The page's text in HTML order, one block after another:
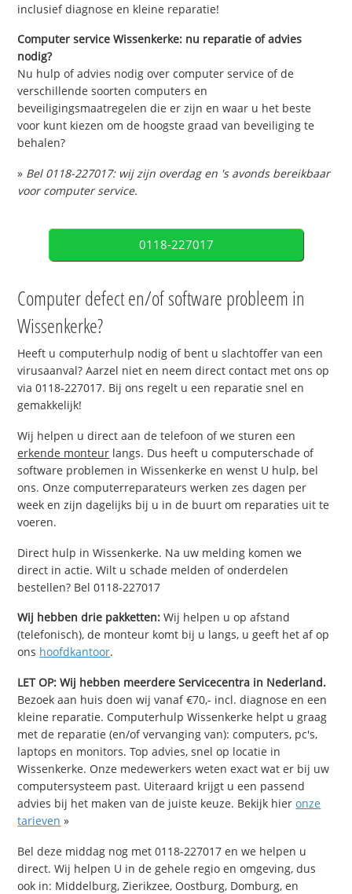
inclusief diagnose en kleine reparatie!
Computer service Wissenkerke: nu reparatie of advies
nodig?
Nu hulp of advies nodig over computer service of de
verschillende soorten computers en
beveiligingsmaatregelen die er zijn en waar u het beste
voor kunt kiezen om de hoogste graad van beveiliging te
behalen?
» Bel 0118-227017: wij zijn overdag en 's avonds bereikbaar
voor computer service.
0118-227017
Computer defect en/of software probleem in
Wissenkerke?
Heeft u computerhulp nodig of bent u slachtoffer van een
virusaanval? Aarzel niet en neem direct contact met ons op
via 0118-227017. Bij ons regelt u een reparatie snel en
gemakkelijk!
Wij helpen u direct aan de telefoon of we sturen een
erkende monteur langs. Dus heeft u computerschade of
software problemen in Wissenkerke en wenst U hulp, bel
ons. Onze computerreparateurs werken zes dagen per
week en zijn dagelijks bij u in de buurt om reparaties uit te
voeren.
Direct hulp in Wissenkerke. Na uw melding komen we
direct in actie. Wilt u schade melden of onderdelen
bestellen? Bel 0118-227017
Wij hebben drie pakketten: Wij helpen u op afstand
(telefonisch), de monteur komt bij u langs, u geeft het af op
ons hoofdkantoor.
LET OP: Wij hebben meerdere Servicecentra in Nederland.
Bezoek aan huis doen wij vanaf €70,- incl. diagnose en een
kleine reparatie. Computerhulp Wissenkerke helpt u graag
met de reparatie (en/of vervanging van): computers, pc's,
laptops en monitors. Top advies, snel op locatie in
Wissenkerke. Onze medewerkers weten exact wat er bij uw
computersysteem past. Uiteraard krijgt u een passend
advies bij het maken van de juiste keuze. Bekijk hieronze
tarieven »
Bel deze middag nog met 0118-227017 en we helpen u
direct. Wij helpen U in de gehele regio en omgeving, dus
ook in: Middelburg, Zierikzee, Oostburg, Domburg, en